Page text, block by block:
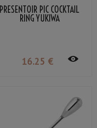
PRÉSENTOIR PIC COCKTAIL
RING YUKIWA
16.25 €